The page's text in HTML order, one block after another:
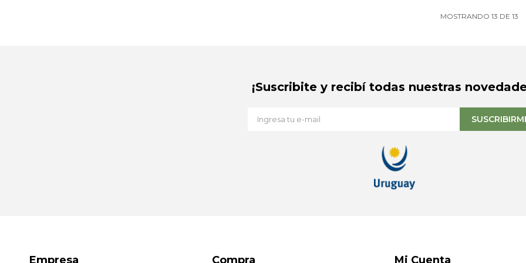
MOSTRANDO 13 DE 13
Empresa Compra Mi Cuenta
¡Suscribite y recibí todas nuestras